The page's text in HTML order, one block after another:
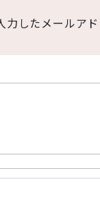
したメールア